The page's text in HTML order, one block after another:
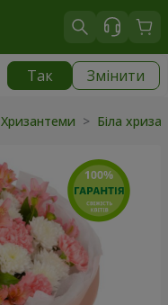
Так Змінити
Хризантеми > Біла